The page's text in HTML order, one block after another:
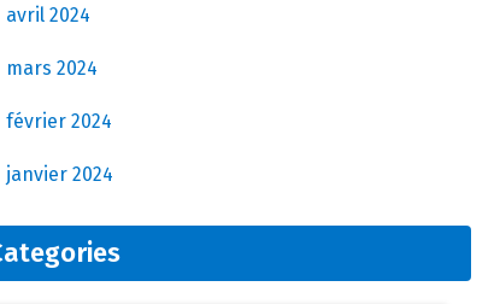
avril 2024
mars 2024
février 2024
janvier 2024